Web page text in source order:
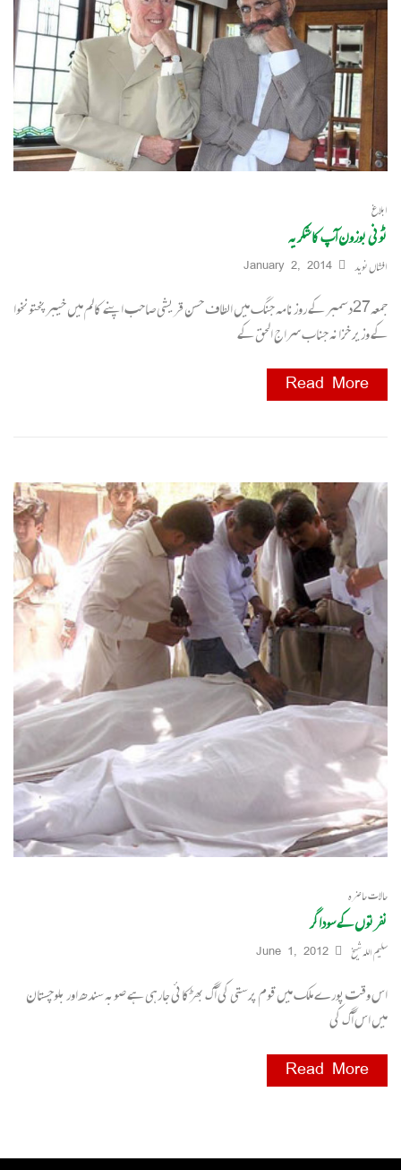
ابلاغ
ٹونی بوزون آپ کا شکریہ
افشاں نوید January 2, 2014
جمعہ27دسمبر کے روزنامہ جنگ میں الطاف حسن قریشی صاحب اپنے کالم میں خیبرپختونخوا
کے وزیر خزانہ جناب سراج الحق کے
Read More
حالات حاضرہ
نفرتوں کے سوداگر
سلیم اللہ شیخ June 1, 2012
اس وقت پورے ملک میں قوم پرستی کی آگ بھڑکائی جارہی ہے صوبہ سندھ اور بلوچستان
میں اس آگ کی
Read More